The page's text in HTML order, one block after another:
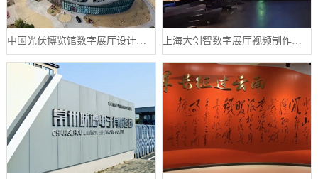
中国光伏博览馆数字展厅设计案例